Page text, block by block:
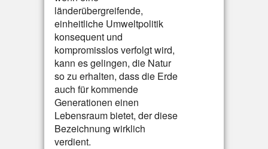
länderübergreifende,
einheitliche Umweltpolitik
konsequent und
kompromisslos verfolgt wird,
kann es gelingen, die Natur
so zu erhalten, dass die Erde
auch für kommende
Generationen einen
Lebensraum bietet, der diese
Bezeichnung wirklich
verdient.